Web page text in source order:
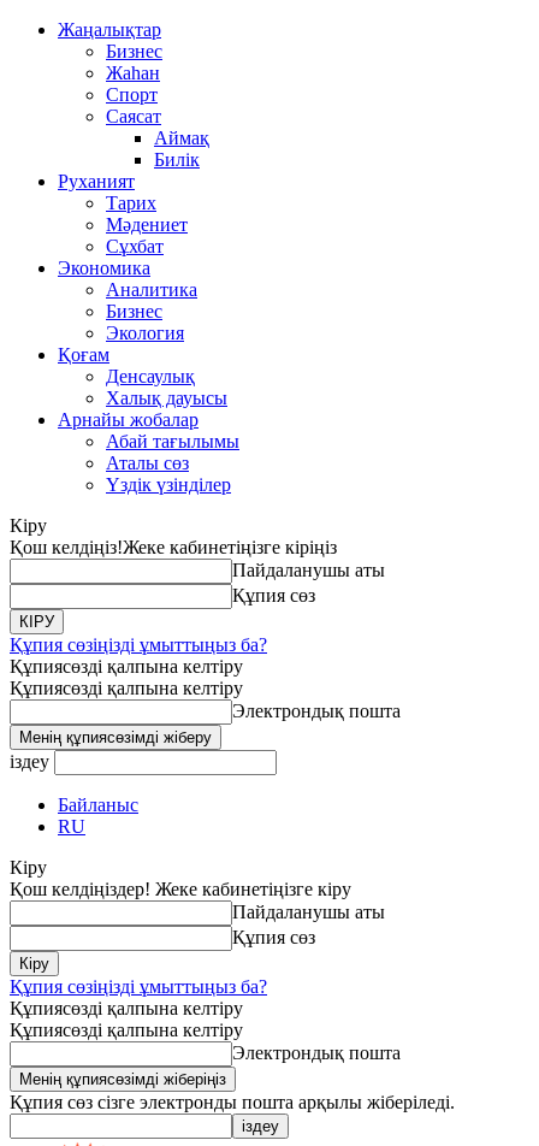
Жаңалықтар
Бизнес
Жаһан
Спорт
Саясат
Аймақ
Билік
Руханият
Тарих
Мәдениет
Сұхбат
Экономика
Аналитика
Бизнес
Экология
Қоғам
Денсаулық
Халық дауысы
Арнайы жобалар
Абай тағылымы
Аталы сөз
Үздік үзінділер
Кіру
Қош келдіңіз!Жеке кабинетіңізге кіріңіз
Пайдаланушы аты
Құпия сөз
Құпия сөзіңізді ұмыттыңыз ба?
Құпиясөзді қалпына келтіру
Құпиясөзді қалпына келтіру
Электрондық пошта
іздеу
Байланыс
RU
Кіру
Қош келдіңіздер! Жеке кабинетіңізге кіру
Пайдаланушы аты
Құпия сөз
Құпия сөзіңізді ұмыттыңыз ба?
Құпиясөзді қалпына келтіру
Құпиясөзді қалпына келтіру
Электрондық пошта
Құпия сөз сізге электронды пошта арқылы жіберіледі.